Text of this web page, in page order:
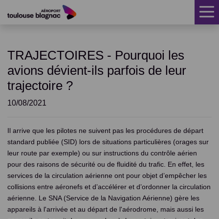
CLIMAT SONORE
TRAJECTOIRES
MESURE DU BRUIT
RÉCLAMATIONS
FAQ
ACTUALITÉS
PUBLICATIONS
TRAJECTOIRES - Pourquoi les
avions dévient-ils parfois de leur
trajectoire ?
10/08/2021
Il arrive que les pilotes ne suivent pas les procédures de départ
standard publiée (SID) lors de situations particulières (orages sur
leur route par exemple) ou sur instructions du contrôle aérien
pour des raisons de sécurité ou de fluidité du trafic. En effet, les
services de la circulation aérienne ont pour objet d’empêcher les
collisions entre aéronefs et d’accélérer et d’ordonner la circulation
aérienne. Le SNA (Service de la Navigation Aérienne) gère les
appareils à l'arrivée et au départ de l'aérodrome, mais aussi les